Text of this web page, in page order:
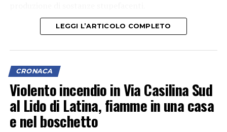
LEGGI L’ARTICOLO COMPLETO
CRONACA
Violento incendio in Via Casilina Sud
al Lido di Latina, fiamme in una casa
e nel boschetto